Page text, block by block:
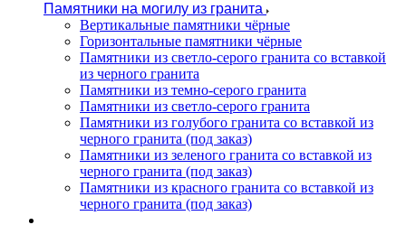
Памятники на могилу из гранита
Вертикальные памятники чёрные
Горизонтальные памятники чёрные
Памятники из светло-серого гранита со вставкой
из черного гранита
Памятники из темно-серого гранита
Памятники из светло-серого гранита
Памятники из голубого гранита со вставкой из
черного гранита (под заказ)
Памятники из зеленого гранита со вставкой из
черного гранита (под заказ)
Памятники из красного гранита со вставкой из
черного гранита (под заказ)